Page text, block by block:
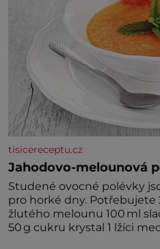
tisicereceptu.cz
Jahodovo-melounová
Studené ovocné polévky
pro horké dny. Potřebujete 200 g jahod 600 g
žlutého melounu 100 ml
50 g cukru krystal 1 lžíci